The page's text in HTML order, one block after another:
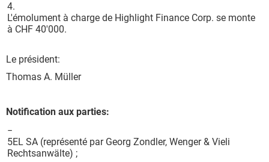
4.
L'émolument à charge de Highlight Finance Corp. se monte
à CHF 40'000.
Le président:
Thomas A. Müller
Notification aux parties:
−
5EL SA (représenté par Georg Zondler, Wenger & Vieli
Rechtsanwälte) ;